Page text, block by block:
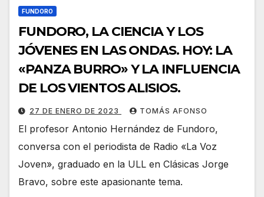
FUNDORO
FUNDORO, LA CIENCIA Y LOS
JÓVENES EN LAS ONDAS. HOY: LA
«PANZA BURRO» Y LA INFLUENCIA
DE LOS VIENTOS ALISIOS.
27 DE ENERO DE 2023 TOMÁS AFONSO
El profesor Antonio Hernández de Fundoro,
conversa con el periodista de Radio «La Voz
Joven», graduado en la ULL en Clásicas Jorge
Bravo, sobre este apasionante tema.